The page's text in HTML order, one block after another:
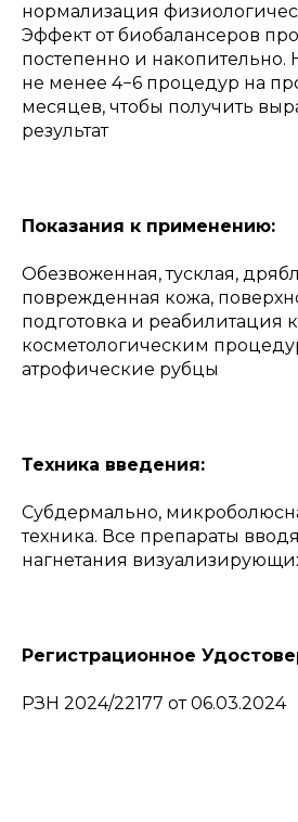
нормализация
Эффект от биобалансеров
постепенно и накопительно.
не менее 4−6 процедур на
месяцев, чтобы получить
результат
Показания к применению:
Обезвоженная, тусклая,
поврежденная кожа,
подготовка и реабилитация
косметологическим
атрофические рубцы
Техника введения:
Субдермально,
техника. Все препараты
нагнетания
Регистрационное
РЗН 2024/22177 от 06.03.2024